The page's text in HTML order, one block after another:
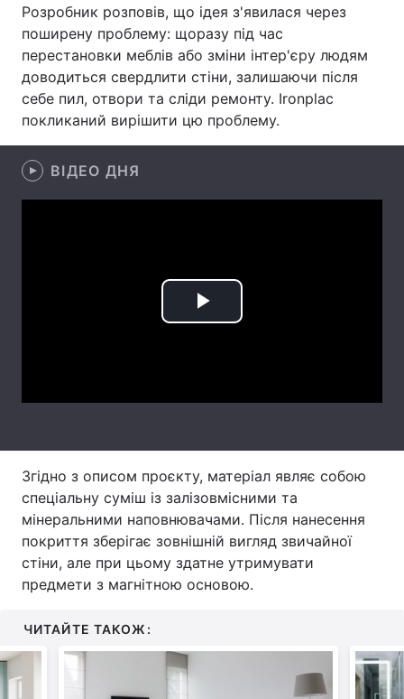
Відео з Youtube Статті
Інтерв'ю Думки
Архів Вакансії
Контакти
Послуги
Розробник розповів, що ідея з'явилася через
поширену проблему: щоразу під час
перестановки меблів або зміни інтер'єру людям
доводиться свердлити стіни, залишаючи після
себе пил, отвори та сліди ремонту. Ironplac
покликаний вирішити цю проблему.
ВІДЕО ДНЯ
Play
Згідно з описом проєкту, матеріал являє собою
спеціальну суміш із залізовмісними та
мінеральними наповнювачами. Після нанесення
покриття зберігає зовнішній вигляд звичайної
стіни, але при цьому здатне утримувати
предмети з магнітною основою.
ЧИТАЙТЕ ТАКОЖ: